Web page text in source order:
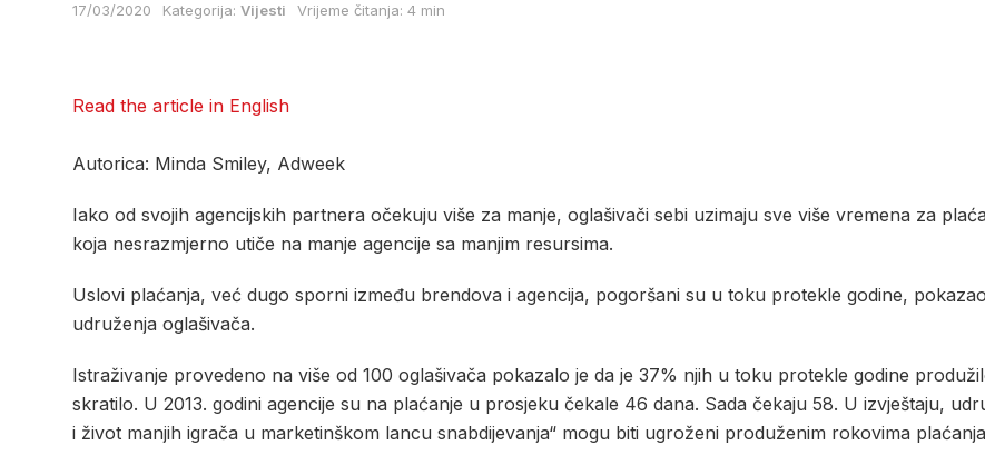
17/03/2020 Kategorija: Vijesti Vrijeme čitanja: 4 min
Read the article in English
Autorica: Minda Smiley, Adweek
Iako od svojih agencijskih partnera očekuju više za manje, oglašivači sebi uzimaju sve više vremena za
koja nesrazmjerno utiče na manje agencije sa manjim resursima.
Uslovi plaćanja, već dugo sporni između brendova i agencija, pogoršani su u toku protekle godine,
udruženja oglašivača.
Istraživanje provedeno na više od 100 oglašivača pokazalo je da je 37% njih u toku protekle godine
skratilo. U 2013. godini agencije su na plaćanje u prosjeku čekale 46 dana. Sada čekaju 58. U izvještaju,
i život manjih igrača u marketinškom lancu snabdijevanja“ mogu biti ugroženi produženim rokovima